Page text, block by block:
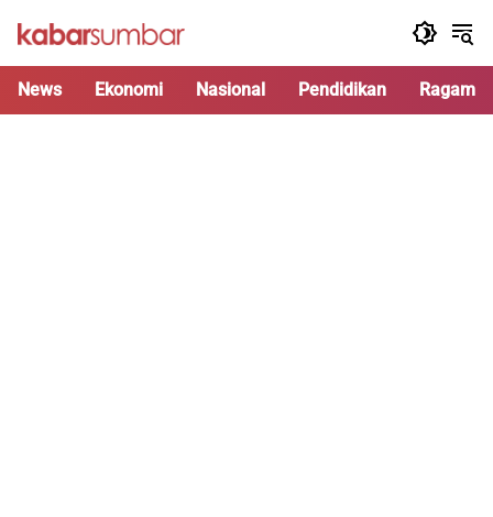
News Ekonomi Nasional Pendidikan Ragam